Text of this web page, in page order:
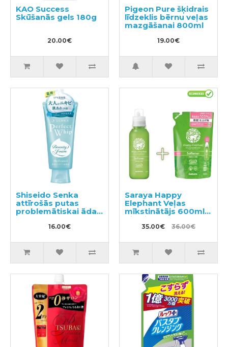
KAO Success
Skūšanās gels 180g
20.00€
Pigeon Pure šķidrais
līdzeklis bērnu veļas
mazgāšanai 800ml
19.00€
Shiseido Senka
attīrošās putas
problemātiskai ādai
16.00€
Saraya Happy
Elephant Veļas
mīkstinātājs 600ml +
pildviela 540ml
35.00€ 36.00€